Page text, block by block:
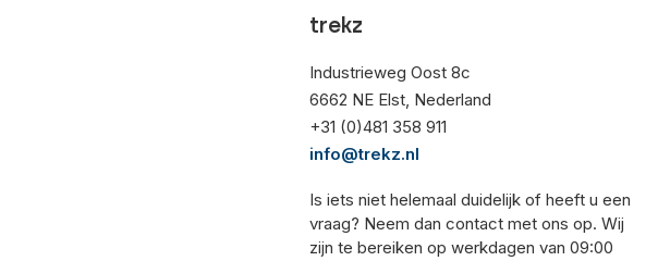
trekz
Industrieweg Oost 8c
6662 NE Elst, Nederland
+31 (0)481 358 911
info@trekz.nl
Is iets niet helemaal duidelijk of heeft u een
vraag? Neem dan contact met ons op. Wij
zijn te bereiken op werkdagen van 09:00